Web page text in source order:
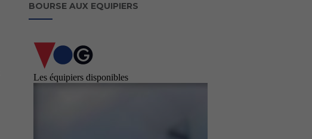
BOURSE AUX EQUIPIERS